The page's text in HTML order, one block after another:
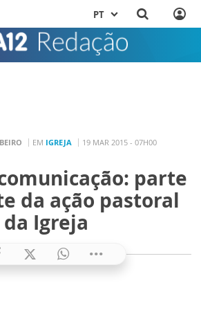
PT
EM IGREJA 19 MAR 2015 - 07H00
parte
da ação pastoral
da Igreja